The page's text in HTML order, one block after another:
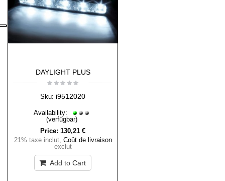
DAYLIGHT PLUS
Sku: i9512020
Availability:
(verfügbar)
Price: 130,21 €
21% taxe inclut, Coût de livraison
exclut
Add to Cart